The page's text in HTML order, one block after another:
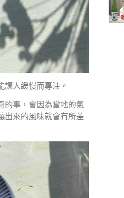
讓人緩慢而專注。
的事，會因為當地的氣
出來的風味就會有所差